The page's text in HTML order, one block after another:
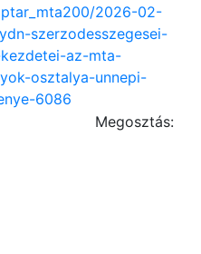
2026-02-
szerzodesszegesei-
az-mta-
osztalya-unnepi-
6086
Megosztás: